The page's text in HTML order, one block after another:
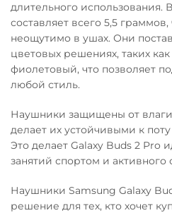
длительного использования.
составляет всего 5,5
неощутимо в ушах. Они
цветовых решениях, таких
фиолетовый, что позволяет
любой стиль.
Наушники защищены от влаги
делает их устойчивыми к
Это делает Galaxy Buds 2 Pro
занятий спортом и активного
Наушники Samsung Galaxy
решение для тех, кто хочет